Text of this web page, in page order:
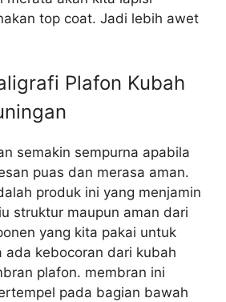
top coat. Jadi lebih awet
Plafon Kubah
semakin sempurna apabila
puas dan merasa aman.
produk ini yang menjamin
struktur maupun aman dari
yang kita pakai untuk
ada kebocoran dari kubah
plafon. membran ini
pada bagian bawah